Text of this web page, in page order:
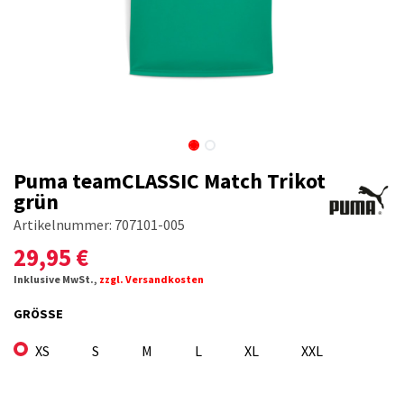
Puma teamCLASSIC Match Trikot
grün
Artikelnummer: 707101-005
29,95 €
Inklusive MwSt., zzgl. Versandkosten
GRÖSSE
XS S M L XL XXL